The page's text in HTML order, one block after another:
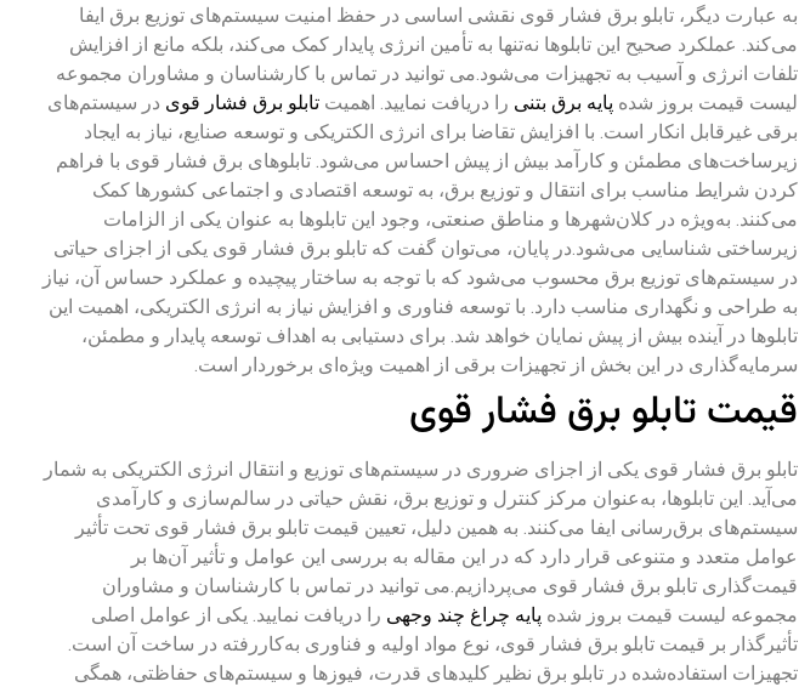
به عبارت دیگر، تابلو برق فشار قوی نقشی اساسی در حفظ امنیت سیستم‌های توزیع برق ایفا
می‌کند. عملکرد صحیح این تابلوها نه‌تنها به تأمین انرژی پایدار کمک می‌کند، بلکه مانع از افزایش
تلفات انرژی و آسیب به تجهیزات می‌شود.می توانید در تماس با کارشناسان و مشاوران مجموعه
لیست قیمت بروز شده پایه برق بتنی را دریافت نمایید. اهمیت تابلو برق فشار قوی در سیستم‌های
برقی غیرقابل انکار است. با افزایش تقاضا برای انرژی الکتریکی و توسعه صنایع، نیاز به ایجاد
زیرساخت‌های مطمئن و کارآمد بیش از پیش احساس می‌شود. تابلوهای برق فشار قوی با فراهم
کردن شرایط مناسب برای انتقال و توزیع برق، به توسعه اقتصادی و اجتماعی کشورها کمک
می‌کنند. به‌ویژه در کلان‌شهرها و مناطق صنعتی، وجود این تابلوها به عنوان یکی از الزامات
زیرساختی شناسایی می‌شود.در پایان، می‌توان گفت که تابلو برق فشار قوی یکی از اجزای حیاتی
در سیستم‌های توزیع برق محسوب می‌شود که با توجه به ساختار پیچیده و عملکرد حساس آن، نیاز
به طراحی و نگهداری مناسب دارد. با توسعه فناوری و افزایش نیاز به انرژی الکتریکی، اهمیت این
تابلوها در آینده بیش از پیش نمایان خواهد شد. برای دستیابی به اهداف توسعه پایدار و مطمئن،
سرمایه‌گذاری در این بخش از تجهیزات برقی از اهمیت ویژه‌ای برخوردار است.
قیمت تابلو برق فشار قوی
تابلو برق فشار قوی یکی از اجزای ضروری در سیستم‌های توزیع و انتقال انرژی الکتریکی به شمار
می‌آید. این تابلوها، به‌عنوان مرکز کنترل و توزیع برق، نقش حیاتی در سالم‌سازی و کارآمدی
سیستم‌های برق‌رسانی ایفا می‌کنند. به همین دلیل، تعیین قیمت تابلو برق فشار قوی تحت تأثیر
عوامل متعدد و متنوعی قرار دارد که در این مقاله به بررسی این عوامل و تأثیر آن‌ها بر
قیمت‌گذاری تابلو برق فشار قوی می‌پردازیم.می توانید در تماس با کارشناسان و مشاوران
مجموعه لیست قیمت بروز شده پایه چراغ چند وجهی را دریافت نمایید. یکی از عوامل اصلی
تأثیرگذار بر قیمت تابلو برق فشار قوی، نوع مواد اولیه و فناوری به‌کاررفته در ساخت آن است.
تجهیزات استفاده‌شده در تابلو برق نظیر کلیدهای قدرت، فیوزها و سیستم‌های حفاظتی، همگی